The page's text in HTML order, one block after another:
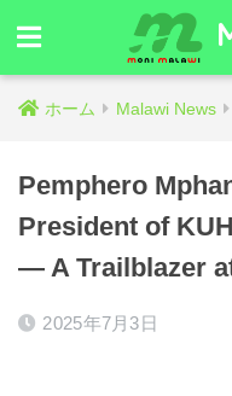
ホーム Malawi News
Pemphero
President of
— A Trailblazer
2025年7月3日